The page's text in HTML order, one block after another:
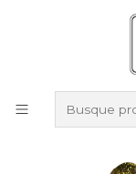
Compra sobre
Aros Estrellas